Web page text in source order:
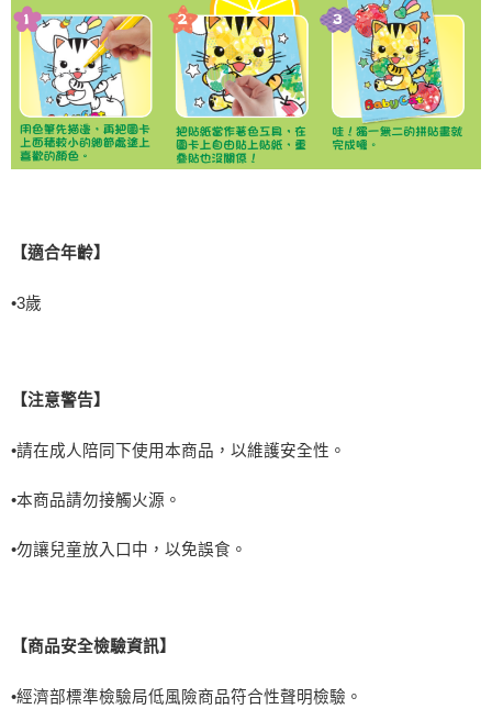
【適合年齡】
•3歲
【注意警告】
•請在成人陪同下使用本商品，以維護安全性。
•本商品請勿接觸火源。
•勿讓兒童放入口中，以免誤食。
【商品安全檢驗資訊】
•經濟部標準檢驗局低風險商品符合性聲明檢驗。